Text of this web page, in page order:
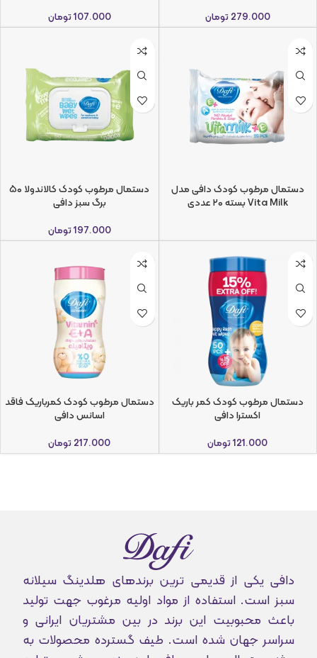
279.000تومان
107.000تومان
دستمال مرطوب کودک دافی مدل
Vita Milk بسته ۲۰ عددی
دستمال مرطوب کودک کالاندولا ۵۰
برگ سبز دافی
197.000تومان
دستمال مرطوب کودک کمر باریک
اکسترا دافی
121.000تومان
دستمال مرطوب کودک کمرباریک فاقد
اسانس دافی
217.000تومان
دافی یکی از قدیمی ترین برندهای هلدینگ سیلانه
سبز است. استفاده از مواد اولیه مرغوب جهت تولید
باعث محبوبیت این برند در بین مشتریان ایرانی و
سراسر جهان شده است. طیف گسترده محصولات به